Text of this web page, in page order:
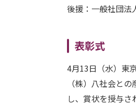
後援：一般社団法
表彰式
4月13日（水）東
（株）八社会と
し、賞状を授与さ